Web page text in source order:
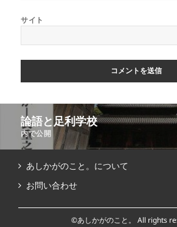
サイト
論語と足利学校
内で公開
あしかがのこと。について
お問い合わせ
©あしかがのこと。 All rights